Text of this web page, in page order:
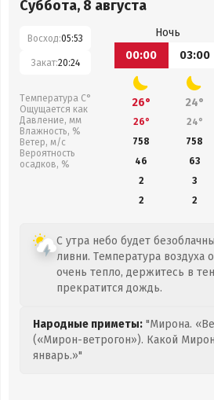
Суббота, 8 августа
Восход:05:53
Закат:20:24
Температура С°
Ощущается как
Давление, мм
Влажность, %
Ветер, м/с
Вероятность
осадков, %
Ночь
00:00
03:00
26° 24°
26° 24°
758
758
46
63
2
3
2
2
С утра небо будет
ливни. Температура воздуха
очень тепло, держитесь в
прекратится дождь.
Народные приметы: "Мирона.
(«Мирон-ветрогон»). Какой
январь.»"